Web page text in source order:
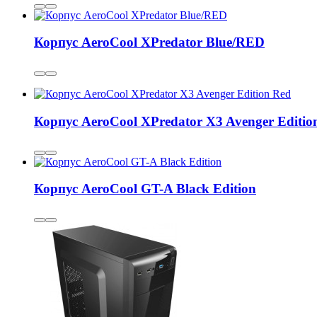
Корпус AeroCool XPredator Blue/RED
Корпус AeroCool XPredator X3 Avenger
Корпус AeroCool GT-A Black Edition